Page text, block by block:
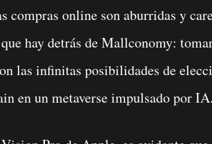
compras online son aburridas y
hay detrás de Mallconomy:
las infinitas posibilidades de
en un metaverse impulsado por IA.